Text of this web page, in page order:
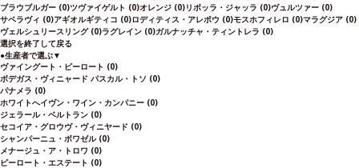
ブラウブルガー (0)ツヴァイゲルト (0)オレンジ (0)リボッラ・ジャッラ (0)ヴュルツァー (0)
サペラヴィ (0)アギオルギティコ (0)ロディティス・アレポウ (0)モスホフィレロ (0)マラグジア (0)
ヴェルシュリースリング (0)ラグレイン (0)ガルナッチャ・ティントレラ (0)
選択を終了して戻る
●生産者で選ぶ▼
ヴァイングート・ピーロート (0)
ボデガス・ヴィニャード パスカル・トソ (0)
パナメラ (0)
ホワイトへイヴン・ワイン・カンパニー (0)
ジェラール・ベルトラン (0)
セコイア・グロウヴ・ヴィニヤード (0)
シャンパーニュ・ボワゼル (0)
メナージュ・ア・トロワ (0)
ピーロート・エステート (0)